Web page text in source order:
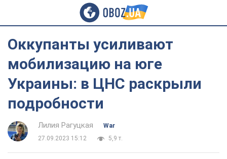
Оккупанты усиливают
мобилизацию на юге
Украины: в ЦНС раскрыли
подробности
Лилия Рагуцкая
War
27.09.2023 15:12
5,9 т.